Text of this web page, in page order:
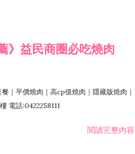
》益民商圈必吃燒肉
｜平價燒肉｜高cp值燒肉｜隱藏版燒肉｜
電話:0422258111
閱讀完整內容